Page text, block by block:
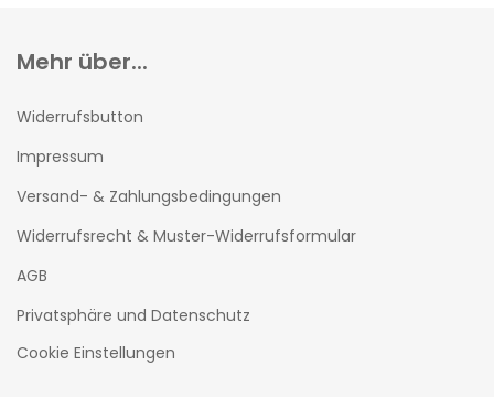
Mehr über...
Widerrufsbutton
Impressum
Versand- & Zahlungsbedingungen
Widerrufsrecht & Muster-Widerrufsformular
AGB
Privatsphäre und Datenschutz
Cookie Einstellungen